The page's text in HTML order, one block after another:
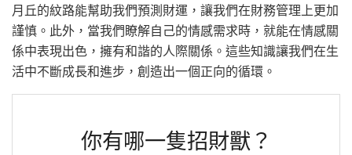
月丘的紋路能幫助我們預測財運，讓我們在財務管理上更加
謹慎。此外，當我們瞭解自己的情感需求時，就能在情感關
係中表現出色，擁有和諧的人際關係。這些知識讓我們在生
活中不斷成長和進步，創造出一個正向的循環。
你有哪一隻招財獸？